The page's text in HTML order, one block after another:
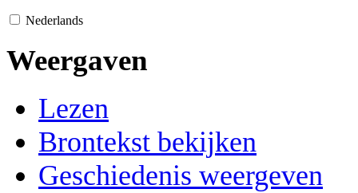
Nederlands
Weergaven
Lezen
Brontekst bekijken
Geschiedenis weergeven